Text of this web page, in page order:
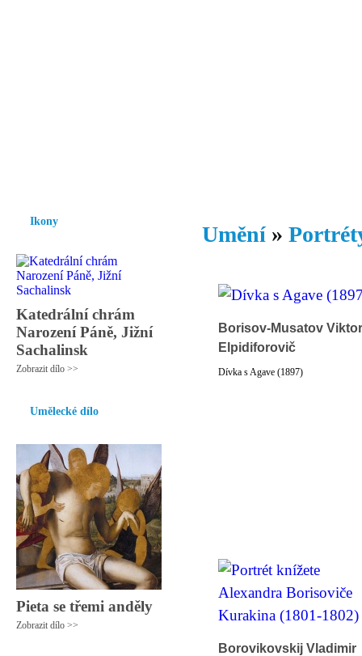
Ikony
Katedrální chrám
Narození Páně, Jižní
Sachalinsk
Zobrazit dílo >>
Umělecké dílo
Pieta se třemi anděly
Zobrazit dílo >>
Umění »
Borisov-Musatov Viktor
Elpidiforovič
Dívka s Agave (1897)
Borovikovskij Vladimir